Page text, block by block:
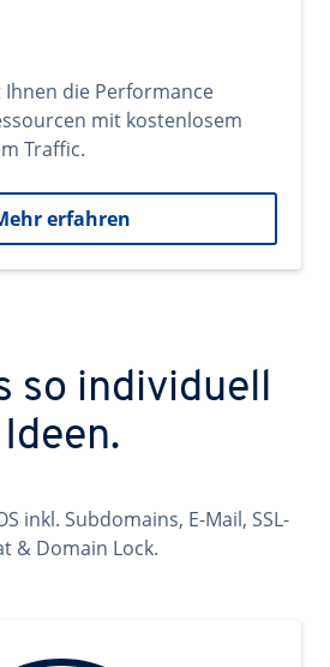
Ihnen die Performance
mit kostenlosem
Traffic.
erfahren
so individuell
inkl. Subdomains, E-Mail, SSL-
& Domain Lock.